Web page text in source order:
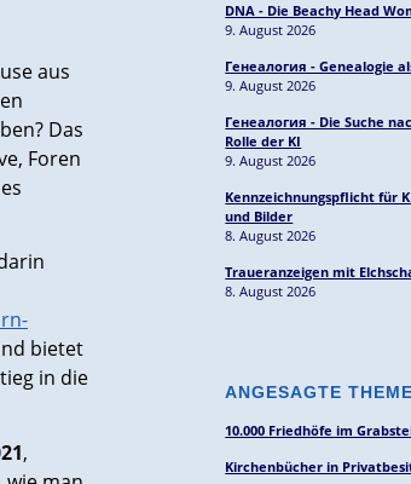
aus
Das
Foren
bietet
in die
,
DNA - Die Beachy Head
9. August 2026
Генеалогия - Genealogie
9. August 2026
Генеалогия - Die Suche
Rolle der KI
9. August 2026
Kennzeichnungspflicht für
und Bilder
8. August 2026
Traueranzeigen mit
8. August 2026
ANGESAGTE
10.000 Friedhöfe im
Kirchenbücher in